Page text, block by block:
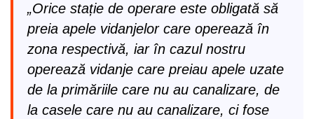
„Orice stație de operare este obligată să
preia apele vidanjelor care operează în
zona respectivă, iar în cazul nostru
operează vidanje care preiau apele uzate
de la primăriile care nu au canalizare, de
la casele care nu au canalizare, ci fose